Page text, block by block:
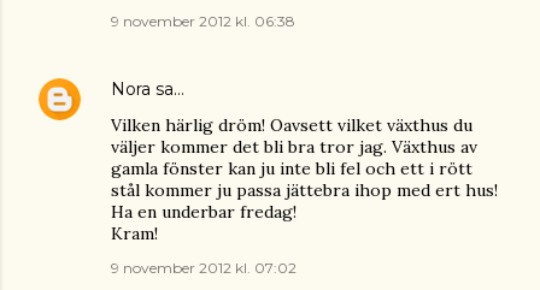
9 november 2012 kl. 06:38
Nora sa…
Vilken härlig dröm! Oavsett vilket växthus du
väljer kommer det bli bra tror jag. Växthus av
gamla fönster kan ju inte bli fel och ett i rött
stål kommer ju passa jättebra ihop med ert hus!
Ha en underbar fredag!
Kram!
9 november 2012 kl. 07:02